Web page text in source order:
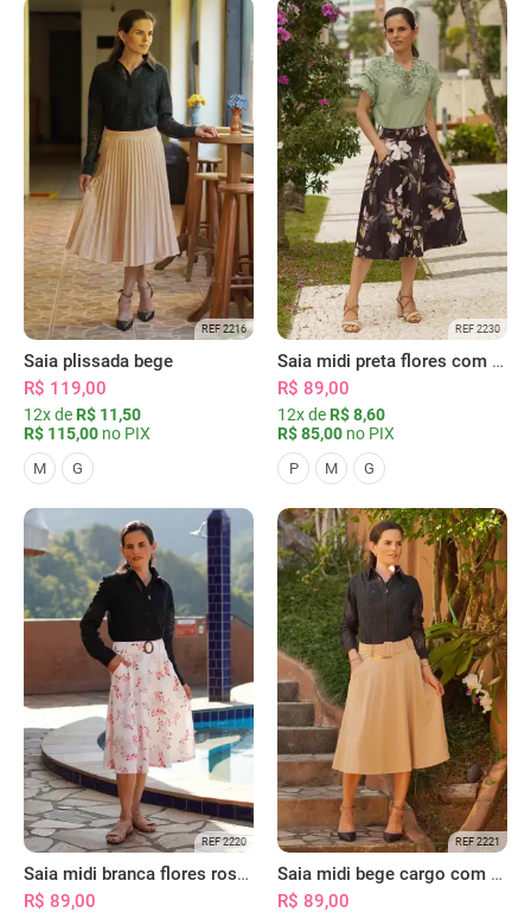
REF 2216
Saia plissada bege
R$ 119,00
12x de R$ 11,50
R$ 115,00 no PIX
M G
REF 2230
Saia midi preta flores com bolsos
R$ 89,00
12x de R$ 8,60
R$ 85,00 no PIX
P M G
REF 2220
Saia midi branca flores rosas com bolsos
R$ 89,00
REF 2221
Saia midi bege cargo com bolsos
R$ 89,00